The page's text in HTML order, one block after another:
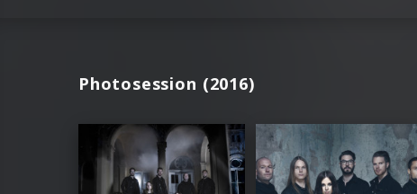
Photosession (2016)